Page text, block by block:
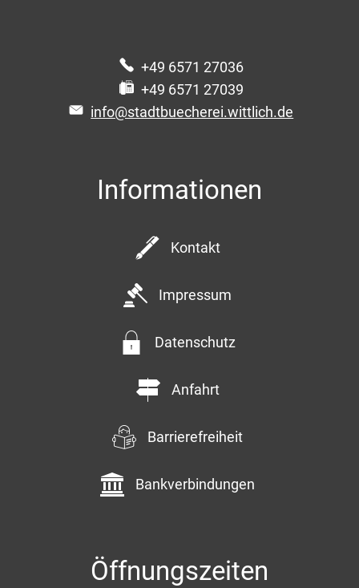
+49 6571 27036
+49 6571 27039
info@stadtbuecherei.wittlich.de
Informationen
Kontakt
Impressum
Datenschutz
Anfahrt
Barrierefreiheit
Bankverbindungen
Öffnungszeiten